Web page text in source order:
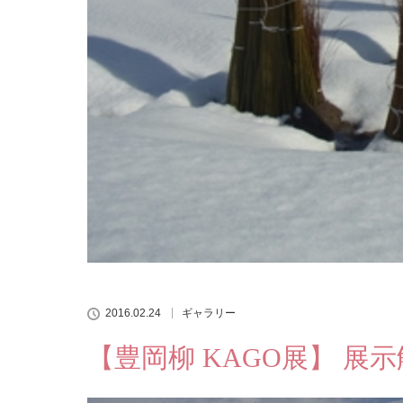
2016.02.24 ギャラリー
【豊岡柳 KAGO展】 展